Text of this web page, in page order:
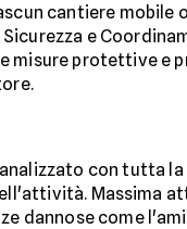
cantiere mobile
e
misure protettive e
analizzato con tutta
Massima
dannose come